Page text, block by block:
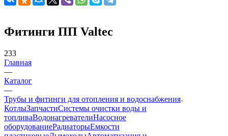
Фитинги ПП Valtec
233
Главная
—
Каталог
—
Трубы и фитинги для отопления и водоснабжения
КотлыЗапчастиСистемы очистки воды и
топливаВодонагревателиНасосное
оборудованиеРадиаторыЕмкости